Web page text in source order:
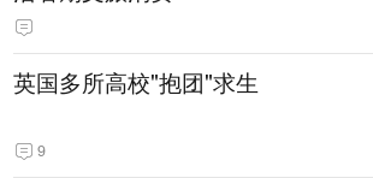
英国多所高校"抱团"求生
9